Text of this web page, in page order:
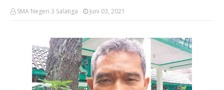
SMA Negeri 3 Salatiga Juni 03, 2021